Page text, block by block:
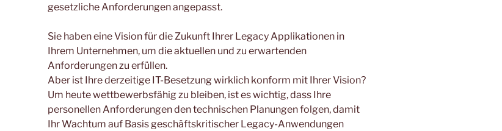
gesetzliche Anforderungen angepasst.
Sie haben eine Vision für die Zukunft Ihrer Legacy Applikationen in
Ihrem Unternehmen, um die aktuellen und zu erwartenden
Anforderungen zu erfüllen.
Aber ist Ihre derzeitige IT-Besetzung wirklich konform mit Ihrer Vision?
Um heute wettbewerbsfähig zu bleiben, ist es wichtig, dass Ihre
personellen Anforderungen den technischen Planungen folgen, damit
Ihr Wachtum auf Basis geschäftskritischer Legacy-Anwendungen